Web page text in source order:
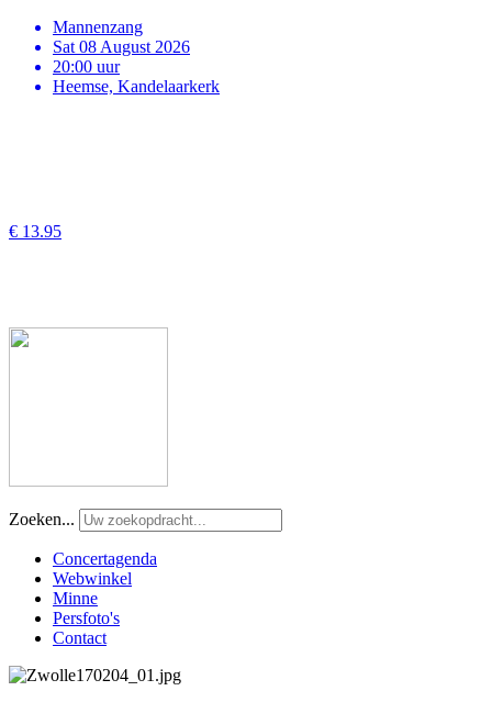
Mannenzang
Sat 08 August 2026
20:00 uur
Heemse, Kandelaarkerk
€ 13.95
Zoeken...
Concertagenda
Webwinkel
Minne
Persfoto's
Contact